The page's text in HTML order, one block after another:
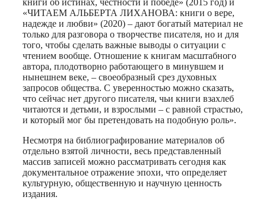
книги об истинах, честности и победе» (2015 год) и
«ЧИТАЕМ АЛЬБЕРТА ЛИХАНОВА: книги о вере,
надежде и любви» (2020) – дают богатый материал не
только для разговора о творчестве писателя, но и для
того, чтобы сделать важные выводы о ситуации с
чтением вообще. Отношение к книгам масштабного
автора, плодотворно работающего в минувшем и
нынешнем веке, – своеобразный срез духовных
запросов общества. С уверенностью можно сказать,
что сейчас нет другого писателя, чьи книги взахлеб
читаются и детьми, и взрослыми – с равной страстью,
и который мог бы претендовать на подобную роль».
Несмотря на библиографирование материалов об
отдельно взятой личности, весь представленный
массив записей можно рассматривать сегодня как
документальное отражение эпохи, что определяет
культурную, общественную и научную ценность
издания.